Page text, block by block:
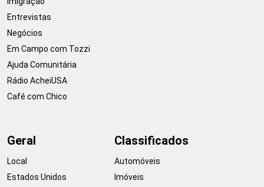
Entrevistas
Negócios
Em Campo com Tozzi
Ajuda Comunitária
Rádio AcheiUSA
Café com Chico
Geral
Local
Estados Unidos
Classificados
Automóveis
Imóveis